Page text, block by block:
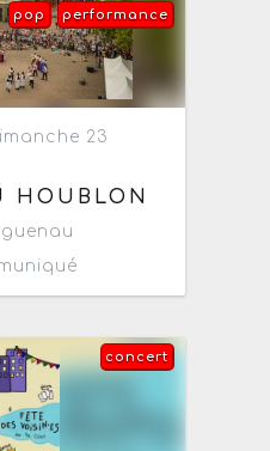
performance
pop
23
HOUBLON
concert